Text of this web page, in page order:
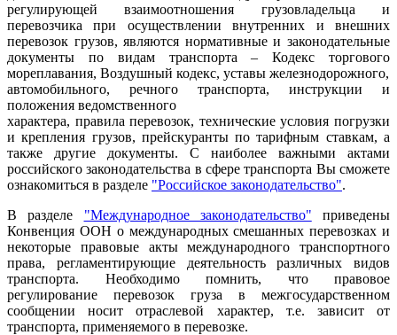
регулирующей взаимоотношения грузовладельца и
перевозчика при осуществлении внутренних и внешних
перевозок грузов, являются нормативные и законодательные
документы по видам транспорта – Кодекс торгового
мореплавания, Воздушный кодекс, уставы железнодорожного,
автомобильного, речного транспорта, инструкции и
положения ведомственного
характера, правила перевозок, технические условия погрузки
и крепления грузов, прейскуранты по тарифным ставкам, а
также другие документы. С наиболее важными актами
российского законодательства в сфере транспорта Вы сможете
ознакомиться в разделе "Российское законодательство".
В разделе "Международное законодательство" приведены
Конвенция ООН о международных смешанных перевозках и
некоторые правовые акты международного транспортного
права, регламентирующие деятельность различных видов
транспорта. Необходимо помнить, что правовое
регулирование перевозок груза в межгосударственном
сообщении носит отраслевой характер, т.е. зависит от
транспорта, применяемого в перевозке.